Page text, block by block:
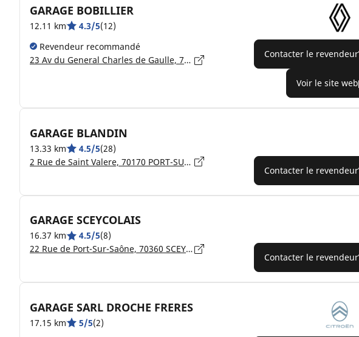
GARAGE BOBILLIER
12.11 km 4.3/5(12)
Revendeur recommandé
23 Av du General Charles de Gaulle, 70170 PORT-SUR-SAÔNE
Contacter le revendeur
Voir le site web
GARAGE BLANDIN
13.33 km 4.5/5(28)
2 Rue de Saint Valere, 70170 PORT-SUR-SAÔNE
Contacter le revendeur
GARAGE SCEYCOLAIS
16.37 km 4.5/5(8)
22 Rue de Port-Sur-Saône, 70360 SCEY-SUR-SAÔNE-ET-SAINT-ALBIN
Contacter le revendeur
GARAGE SARL DROCHE FRERES
17.15 km 5/5(2)